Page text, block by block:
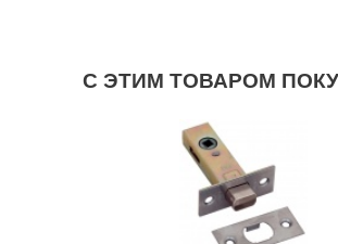
С ЭТИМ ТОВАРОМ